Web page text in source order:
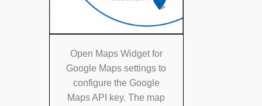
Open Maps Widget for
Google Maps settings to
configure the Google
Maps API key. The map